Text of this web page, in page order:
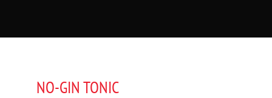
NO-GIN TONIC